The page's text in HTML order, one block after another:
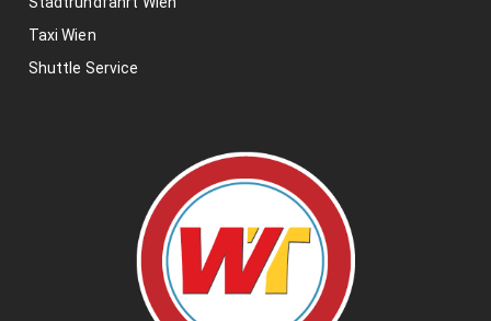
Taxi Wien
Shuttle Service